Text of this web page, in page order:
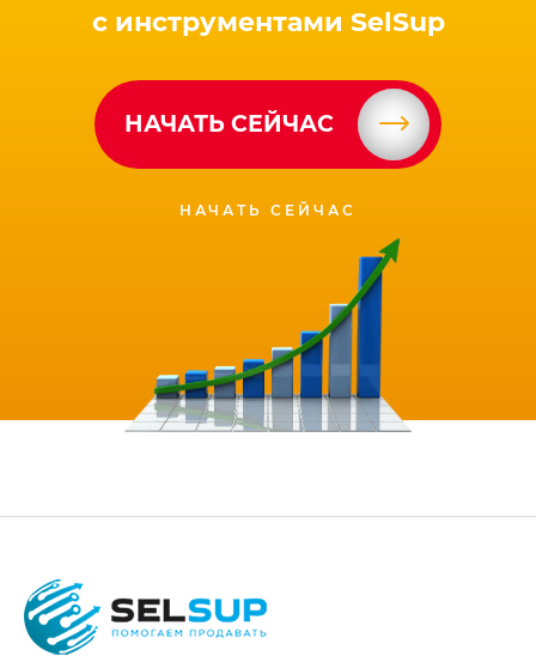
с инструментами SelSup
НАЧАТЬ СЕЙЧАС
НАЧАТЬ СЕЙЧАС